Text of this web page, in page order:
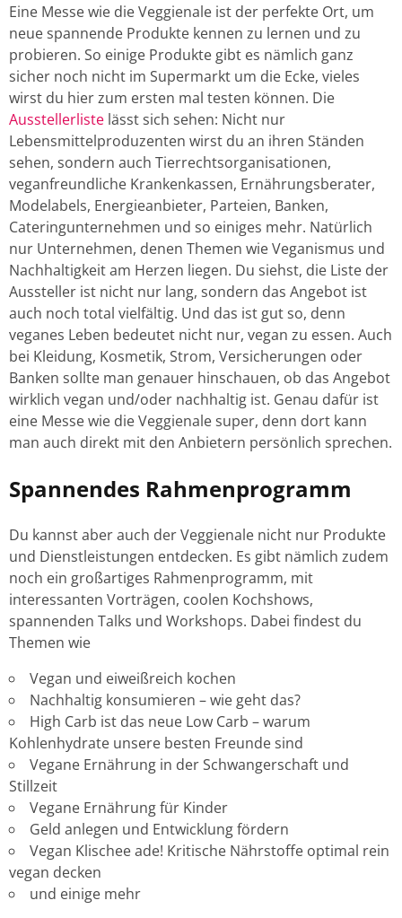
Eine Messe wie die Veggienale ist der perfekte Ort, um
neue spannende Produkte kennen zu lernen und zu
probieren. So einige Produkte gibt es nämlich ganz
sicher noch nicht im Supermarkt um die Ecke, vieles
wirst du hier zum ersten mal testen können. Die
Ausstellerliste lässt sich sehen: Nicht nur
Lebensmittelproduzenten wirst du an ihren Ständen
sehen, sondern auch Tierrechtsorganisationen,
veganfreundliche Krankenkassen, Ernährungsberater,
Modelabels, Energieanbieter, Parteien, Banken,
Cateringunternehmen und so einiges mehr. Natürlich
nur Unternehmen, denen Themen wie Veganismus und
Nachhaltigkeit am Herzen liegen. Du siehst, die Liste der
Aussteller ist nicht nur lang, sondern das Angebot ist
auch noch total vielfältig. Und das ist gut so, denn
veganes Leben bedeutet nicht nur, vegan zu essen. Auch
bei Kleidung, Kosmetik, Strom, Versicherungen oder
Banken sollte man genauer hinschauen, ob das Angebot
wirklich vegan und/oder nachhaltig ist. Genau dafür ist
eine Messe wie die Veggienale super, denn dort kann
man auch direkt mit den Anbietern persönlich sprechen.
Spannendes Rahmenprogramm
Du kannst aber auch der Veggienale nicht nur Produkte
und Dienstleistungen entdecken. Es gibt nämlich zudem
noch ein großartiges Rahmenprogramm, mit
interessanten Vorträgen, coolen Kochshows,
spannenden Talks und Workshops. Dabei findest du
Themen wie
Vegan und eiweißreich kochen
Nachhaltig konsumieren – wie geht das?
High Carb ist das neue Low Carb – warum
Kohlenhydrate unsere besten Freunde sind
Vegane Ernährung in der Schwangerschaft und
Stillzeit
Vegane Ernährung für Kinder
Geld anlegen und Entwicklung fördern
Vegan Klischee ade! Kritische Nährstoffe optimal rein
vegan decken
und einige mehr